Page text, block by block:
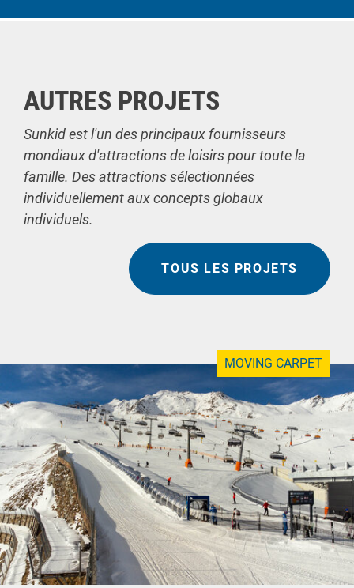
AUTRES PROJETS
Sunkid est l'un des principaux fournisseurs
mondiaux d'attractions de loisirs pour toute la
famille. Des attractions sélectionnées
individuellement aux concepts globaux
individuels.
TOUS LES PROJETS
MOVING CARPET